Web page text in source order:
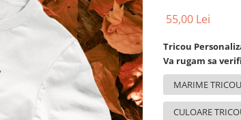
55,00 Lei
Tricou
Va rugam sa